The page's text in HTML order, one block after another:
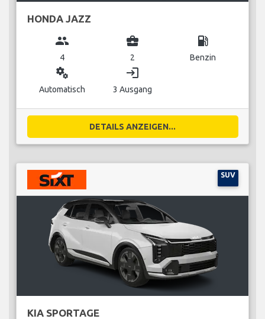
HONDA JAZZ
group
4
business_center
2
local_gas_station
Benzin
miscellaneous_services
Automatisch
login
3 Ausgang
DETAILS ANZEIGEN...
SUV
KIA SPORTAGE